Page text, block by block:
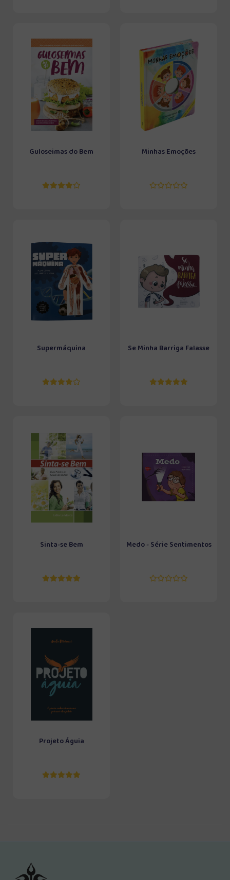
Guloseimas do Bem Minhas Emoções
Supermáquina Se Minha Barriga Falasse
Sinta-se Bem Medo - Série Sentimentos
Projeto Águia